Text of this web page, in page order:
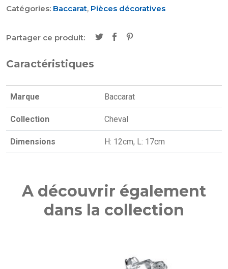
Catégories: Baccarat, Pièces décoratives
Partager ce produit:
Caractéristiques
Marque Baccarat
Collection Cheval
Dimensions H: 12cm, L: 17cm
A découvrir également
dans la collection